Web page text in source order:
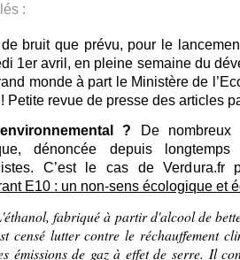
:
bruit que prévu, pour le
1er avril, en pleine semaine du
monde à part le Ministère de
Petite revue de presse des articles
? De nombreux
dénoncée depuis
C’est le cas de Verdura.fr
E10 : un non-sens écologique et
fabriqué à partir d'alcool de
censé lutter contre le réchauffement
émissions de gaz à effet de serre. Il